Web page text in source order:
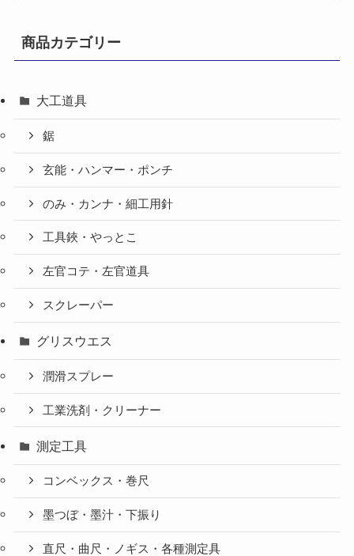
商品カテゴリー
大工道具
鋸
玄能・ハンマー・ポンチ
のみ・カンナ・細工用針
工具鋏・やっとこ
左官コテ・左官道具
スクレーパー
グリスウエス
潤滑スプレー
工業洗剤・クリーナー
測定工具
コンベックス・巻尺
墨つぼ・墨汁・下振り
直尺・曲尺・ノギス・各種測定具